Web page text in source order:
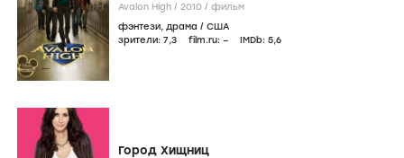
Avalon High / 2010 / фильм
фэнтези, драма / США
зрители: 7,3 film.ru: – IMDb: 5,6
Город Хищниц